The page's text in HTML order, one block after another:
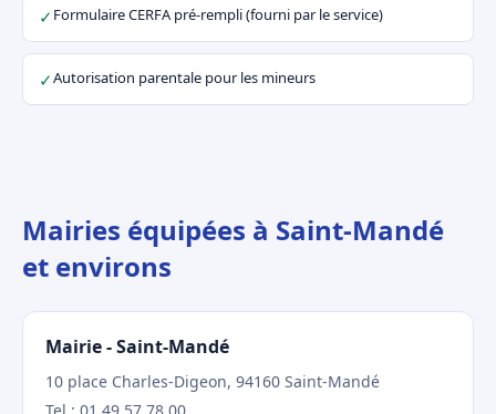
✓ Formulaire CERFA pré-rempli (fourni par le service)
✓Autorisation parentale pour les mineurs
Mairies équipées à Saint-Mandé
et environs
Mairie - Saint-Mandé
10 place Charles-Digeon, 94160 Saint-Mandé